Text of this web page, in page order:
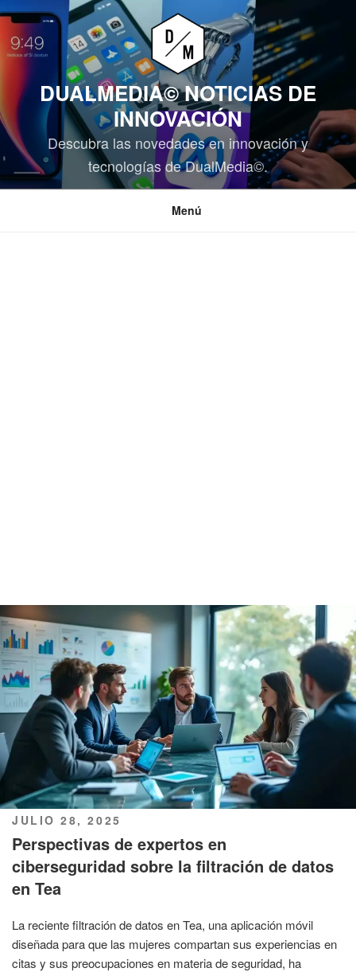
Saltar
contenido
DUALMEDIA© NOTICIAS DE
INNOVACIÓN
Descubra las novedades en innovación y
tecnologías de DualMedia©.
Menú
PUBLICADO
EL
JULIO 28, 2025
Perspectivas de expertos en
ciberseguridad sobre la filtración de datos
en Tea
La reciente filtración de datos en Tea, una aplicación móvil
diseñada para que las mujeres compartan sus experiencias en
citas y sus preocupaciones en materia de seguridad, ha